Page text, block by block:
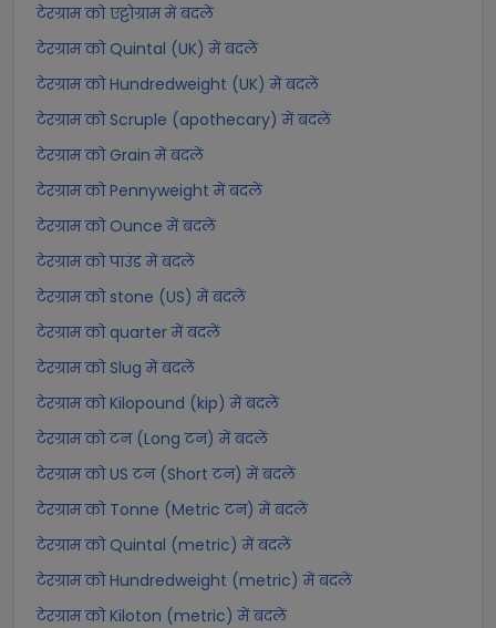
टेरग्राम को एट्टोग्राम में बदलें
टेरग्राम को Quintal (UK) में बदलें
टेरग्राम को Hundredweight (UK) में बदलें
टेरग्राम को Scruple (apothecary) में बदलें
टेरग्राम को Grain में बदलें
टेरग्राम को Pennyweight में बदलें
टेरग्राम को Ounce में बदलें
टेरग्राम को पाउंड में बदलें
टेरग्राम को stone (US) में बदलें
टेरग्राम को quarter में बदलें
टेरग्राम को Slug में बदलें
टेरग्राम को Kilopound (kip) में बदलें
टेरग्राम को टन (Long टन) में बदलें
टेरग्राम को US टन (Short टन) में बदलें
टेरग्राम को Tonne (Metric टन) में बदलें
टेरग्राम को Quintal (metric) में बदलें
टेरग्राम को Hundredweight (metric) में बदलें
टेरग्राम को Kiloton (metric) में बदलें